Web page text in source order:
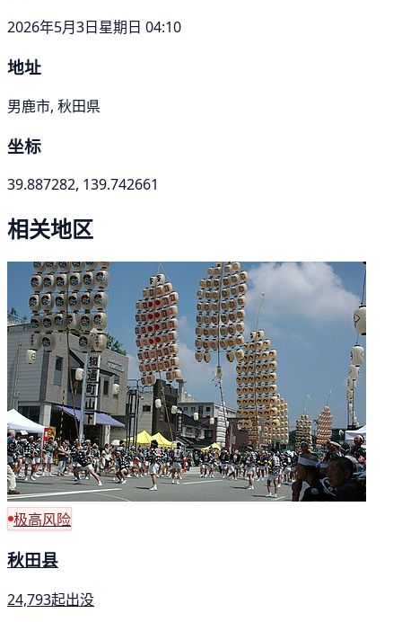
2026年5月3日星期日 04:10
地址
男鹿市, 秋田県
坐标
39.887282, 139.742661
相关地区
极高风险
秋田县
24,793起出没